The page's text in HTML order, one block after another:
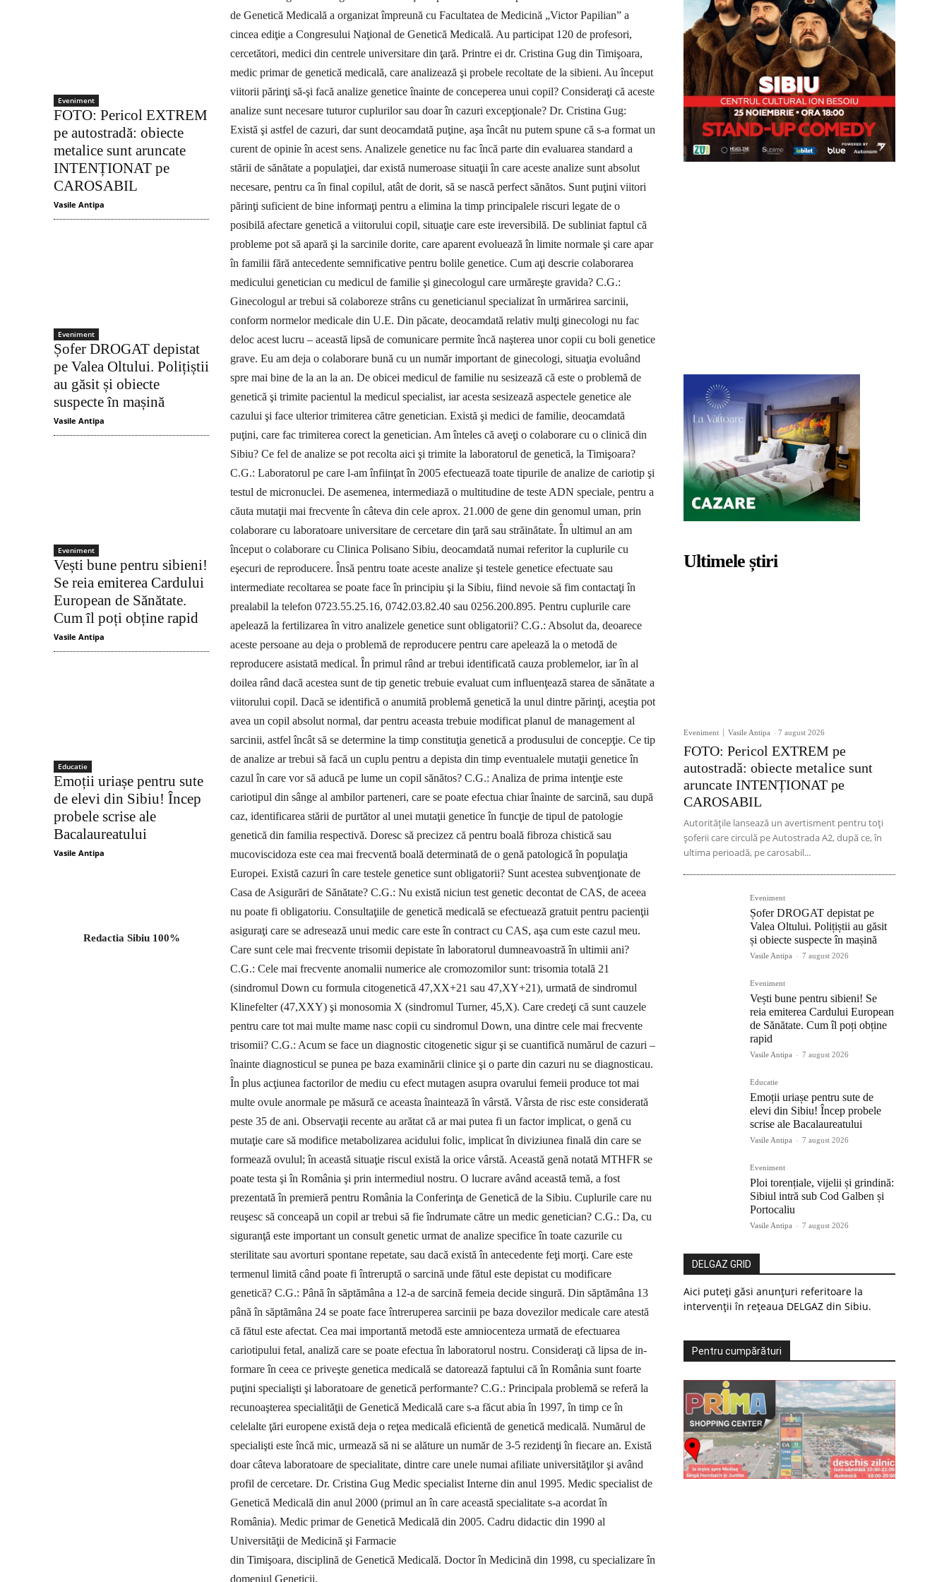
Eveniment
FOTO: Pericol EXTREM
pe autostradă: obiecte
metalice sunt aruncate
INTENȚIONAT pe
CAROSABIL
Vasile Antipa
Eveniment
Șofer DROGAT depistat
pe Valea Oltului. Polițiștii
au găsit și obiecte
suspecte în mașină
Vasile Antipa
Eveniment
Vești bune pentru sibieni!
Se reia emiterea Cardului
European de Sănătate.
Cum îl poți obține rapid
Vasile Antipa
Educatie
Emoții uriașe pentru sute
de elevi din Sibiu! Încep
probele scrise ale
Bacalaureatului
Vasile Antipa
Redactia Sibiu 100%
de Genetică Medicală a organizat împreună cu Facultatea de Medicină „Victor Papi­lian” a
cincea ediţie a Congresului Naţional de Genetică Medicală. Au participat 120 de profesori,
cercetători, medici din centrele universitare din ţară. Printre ei dr. Cristina Gug din Timişoara,
medic primar de genetică medicală, care analizează şi probele recoltate de la sibieni. Au început
viitorii părinţi să-şi facă analize genetice înainte de conceperea unui copil? Consideraţi că aceste
analize sunt necesare tu­turor cuplurilor sau doar în ca­zuri excepţionale? Dr. Cristina Gug:
Există şi astfel de cazuri, dar sunt deocamdată puţine, aşa încât nu putem spune că s-a format un
curent de opinie în acest sens. Analizele genetice nu fac încă parte din evaluarea standard a
stării de sănătate a populaţiei, dar există numeroase situaţii în care aceste analize sunt absolut
necesare, pentru ca în final copilul, atât de dorit, să se nască perfect sănătos. Sunt puţini viitori
părinţi suficient de bine informaţi pentru a elimina la timp principalele riscuri legate de o
posibilă afectare genetică a viitorului copil, situaţie care este ireversibilă. De subliniat faptul că
probleme pot să apară şi la sarcinile dorite, care aparent evoluează în li­mite normale şi care apar
în familii fără antecedente semnificative pen­tru bolile genetice. Cum aţi descrie colaborarea
medicului genetician cu medicul de familie şi ginecologul care ur­măreşte gravida? C.G.:
Ginecologul ar trebui să colaboreze strâns cu geneticianul specializat în urmărirea sarcinii,
conform normelor medicale din U.E. Din păcate, deocamdată relativ mulţi ginecologi nu fac
deloc acest lucru – această lipsă de comunicare permite încă naşterea unor copii cu boli genetice
grave. Eu am deja o colaborare bună cu un număr important de ginecologi, situaţia evoluând
spre mai bine de la an la an. De obicei medicul de familie nu sesizează că este o problemă de
genetică şi trimite pacientul la medicul specialist, iar acesta sesizează aspectele genetice ale
cazului şi face ulterior trimiterea către genetician. Există şi medici de familie, deocamdată
puţini, care fac trimiterea corect la genetician. Am înteles că aveţi o co­laborare cu o clinică din
Sibiu? Ce fel de analize se pot recolta aici şi trimite la laboratorul de genetică, la Timişoara?
C.G.: Laboratorul pe care l-am înfiinţat în 2005 efectuează toate tipurile de analize de cariotip şi
testul de micronuclei. De aseme­nea, intermediază o multitudine de teste ADN speciale, pentru a
căuta mutaţii mai frecvente în câteva din cele aprox. 21.000 de gene din genomul uman, prin
colaborare cu la­boratoare universitare de cercetare din ţară sau străinătate. În ultimul an am
început o colaborare cu Clinica Polisano Sibiu, deocamdată numai referitor la cuplurile cu
eşecuri de reproducere. Însă pentru toate aceste analize şi testele genetice efectuate sau
intermediate recoltarea se poa­te face în principiu şi la Sibiu, fiind nevoie să fim contactaţi în
prealabil la telefon 0723.55.25.16, 0742.03.82.40 sau 0256.200.895. Pentru cuplurile care
apelează la fertilizarea în vitro analizele genetice sunt obligatorii? C.G.: Absolut da, deoarece
aceste persoane au deja o problemă de reproducere pentru care apelează la o metodă de
reproducere asistată medical. În primul rând ar trebui identificată cauza problemelor, iar în al
doilea rând dacă acestea sunt de tip genetic trebuie evaluat cum influenţează starea de sănătate a
viitorului copil. Dacă se identifică o anumită problemă genetică la unul dintre părinţi, aceştia pot
avea un copil absolut normal, dar pentru aceasta trebuie modificat planul de management al
sarcinii, astfel încât să se determine la timp constituţia genetică a produsului de concepţie. Ce tip
de analize ar trebui să facă un cuplu pentru a depista din timp eventualele mutaţii genetice în
cazul în care vor să aducă pe lume un copil sănătos? C.G.: Analiza de prima intenţie este
cariotipul din sânge al ambilor parteneri, care se poate efectua chiar înainte de sarcină, sau după
caz, identificarea stării de purtător al unei mutaţii genetice în funcţie de tipul de patologie
genetică din familia respectivă. Doresc să precizez că pentru boală fibroza chistică sau
mucoviscidoza este cea mai frecventă boală determinată de o genă patologică în populaţia
Europei. Există cazuri în care testele genetice sunt obli­gatorii? Sunt acestea sub­venţionate de
Casa de Asi­gurări de Sănătate? C.G.: Nu există niciun test genetic decontat de CAS, de aceea
nu poate fi obligatoriu. Consultaţiile de genetică medicală se efec­tuează gratuit pentru pa­cienţii
asiguraţi care se adre­sează unui medic care este în contract cu CAS, aşa cum este cazul meu.
Care sunt cele mai frecvente trisomii depis­tate în laboratorul dum­nea­­voastră în ultimii ani?
C.G.: Cele mai frec­ven­te anomalii numerice ale cromozomilor sunt: trisomia to­tală 21
(sindromul Down cu for­mula citogenetică 47,XX+21 sau 47,XY+21), urmată de sindromul
Klinefelter (47,XXY) şi monosomia X (sindromul Turner, 45,X). Care credeţi că sunt cauzele
pentru care tot mai multe mame nasc copii cu sindromul Down, una dintre cele mai frecvente
trisomii? C.G.: Acum se face un diag­nostic citogenetic sigur şi se cuantifică numărul de cazuri –
înainte diagnosticul se punea pe baza examinării clinice şi o parte din cazuri nu se diagnosticau.
În plus acţiunea factorilor de mediu cu efect mutagen asupra ovarului femeii produce tot mai
multe ovule anormale pe măsură ce aceasta înaintează în vârstă. Vârsta de risc este considerată
peste 35 de ani. Observaţii recente au arătat că ar mai putea fi un factor implicat, o genă cu
mutaţie care să modifice metabolizarea acidului folic, im­plicat în diviziunea finală din care se
formează ovulul; în această situaţie riscul există la orice vârstă. Această genă notată MTHFR se
poate testa şi în România şi prin intermediul nostru. O lucrare având această temă, a fost
prezentată în premieră pentru România la Conferinţa de Genetică de la Sibiu. Cuplurile care nu
reuşesc să conceapă un copil ar trebui să fie îndrumate către un medic genetician? C.G.: Da, cu
siguranţă este important un consult genetic ur­mat de analize specifice în toate cazurile cu
sterilitate sau avorturi spontane repetate, sau dacă există în antecedente feţi morţi. Care este
termenul limită când poate fi întreruptă o sarcină unde fătul este depistat cu modificare
genetică? C.G.: Până în săptămâna a 12-a de sarcină femeia decide singură. Din săptămâna 13
până în săptă­mâna 24 se poate face întreruperea sarcinii pe baza dovezilor medicale care atestă
că fătul este afectat. Cea mai importantă metodă este amniocenteza urmată de efectuarea
cariotipului fetal, analiză care se poate efectua în laboratorul nostru. Consideraţi că lipsa de in­
formare în ceea ce priveşte genetica medicală se datorează faptului că în România sunt foarte
puţini specialişti şi laboratoare de genetică performante? C.G.: Principala problemă se referă la
recunoaşterea specialităţii de Genetică Medicală care s-a făcut abia în 1997, în timp ce în
celelalte ţări europene există deja o reţea medicală eficientă de genetică medicală. Numărul de
specialişti este încă mic, urmează să ni se alăture un număr de 3-5 rezidenţi în fiecare an. Există
doar câteva laboratoare de specialitate, dintre care unele numai afiliate universităţilor şi având
profil de cercetare. Dr. Cristina Gug Medic specialist Interne din anul 1995. Medic specialist de
Genetică Medicală din anul 2000 (primul an în care această specialitate s-a acordat în
România). Medic primar de Genetică Medicală din 2005. Cadru didactic din 1990 al
Universităţii de Medicină şi Farmacie
din Timişoara, disciplină de Genetică Medicală. Doctor în Medicină din 1998, cu specializare în
domeniul Geneticii.
Ultimele știri
Eveniment Vasile Antipa - 7 august 2026
FOTO: Pericol EXTREM pe
autostradă: obiecte metalice sunt
aruncate INTENȚIONAT pe
CAROSABIL
Autoritățile lansează un avertisment pentru toți
șoferii care circulă pe Autostrada A2, după ce, în
ultima perioadă, pe carosabil...
Eveniment
Șofer DROGAT depistat pe
Valea Oltului. Polițiștii au găsit
și obiecte suspecte în mașină
Vasile Antipa - 7 august 2026
Eveniment
Vești bune pentru sibieni! Se
reia emiterea Cardului European
de Sănătate. Cum îl poți obține
rapid
Vasile Antipa - 7 august 2026
Educatie
Emoții uriașe pentru sute de
elevi din Sibiu! Încep probele
scrise ale Bacalaureatului
Vasile Antipa - 7 august 2026
Eveniment
Ploi torențiale, vijelii și grindină:
Sibiul intră sub Cod Galben și
Portocaliu
Vasile Antipa - 7 august 2026
DELGAZ GRID
Aici puteți găsi anunțuri referitoare la
intervenții în rețeaua DELGAZ din Sibiu.
Pentru cumpărături